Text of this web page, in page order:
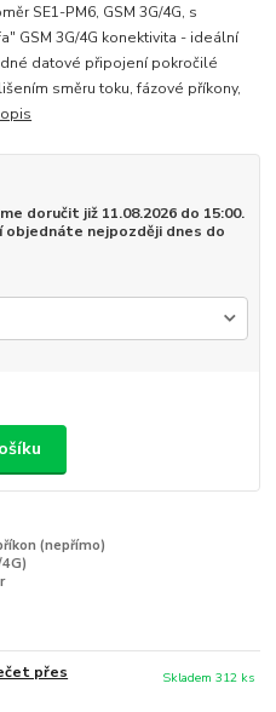
SE1-PM6, GSM 3G/4G, s
GSM 3G/4G konektivita - ideální
datové připojení pokročilé
směru toku, fázové příkony,
doručit již 11.08.2026 do 15:00.
objednáte nejpozději dnes do
(nepřímo)
přes
Skladem 312 ks